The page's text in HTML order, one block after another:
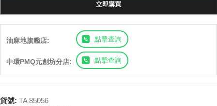
立即購買
油麻地旗艦店: 點擊查詢
中環PMQ元創坊分店: 點擊查詢
貨號: TA 85056